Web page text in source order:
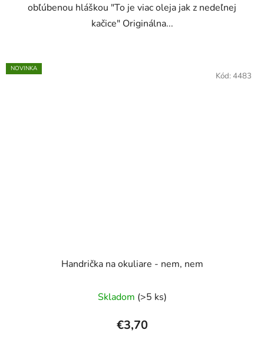
obľúbenou hláškou "To je viac oleja jak z nedeľnej
kačice" Originálna...
NOVINKA
Handrička na okuliare - nem, nem
Skladom (>5 ks)
€3,70
Kód: 4483